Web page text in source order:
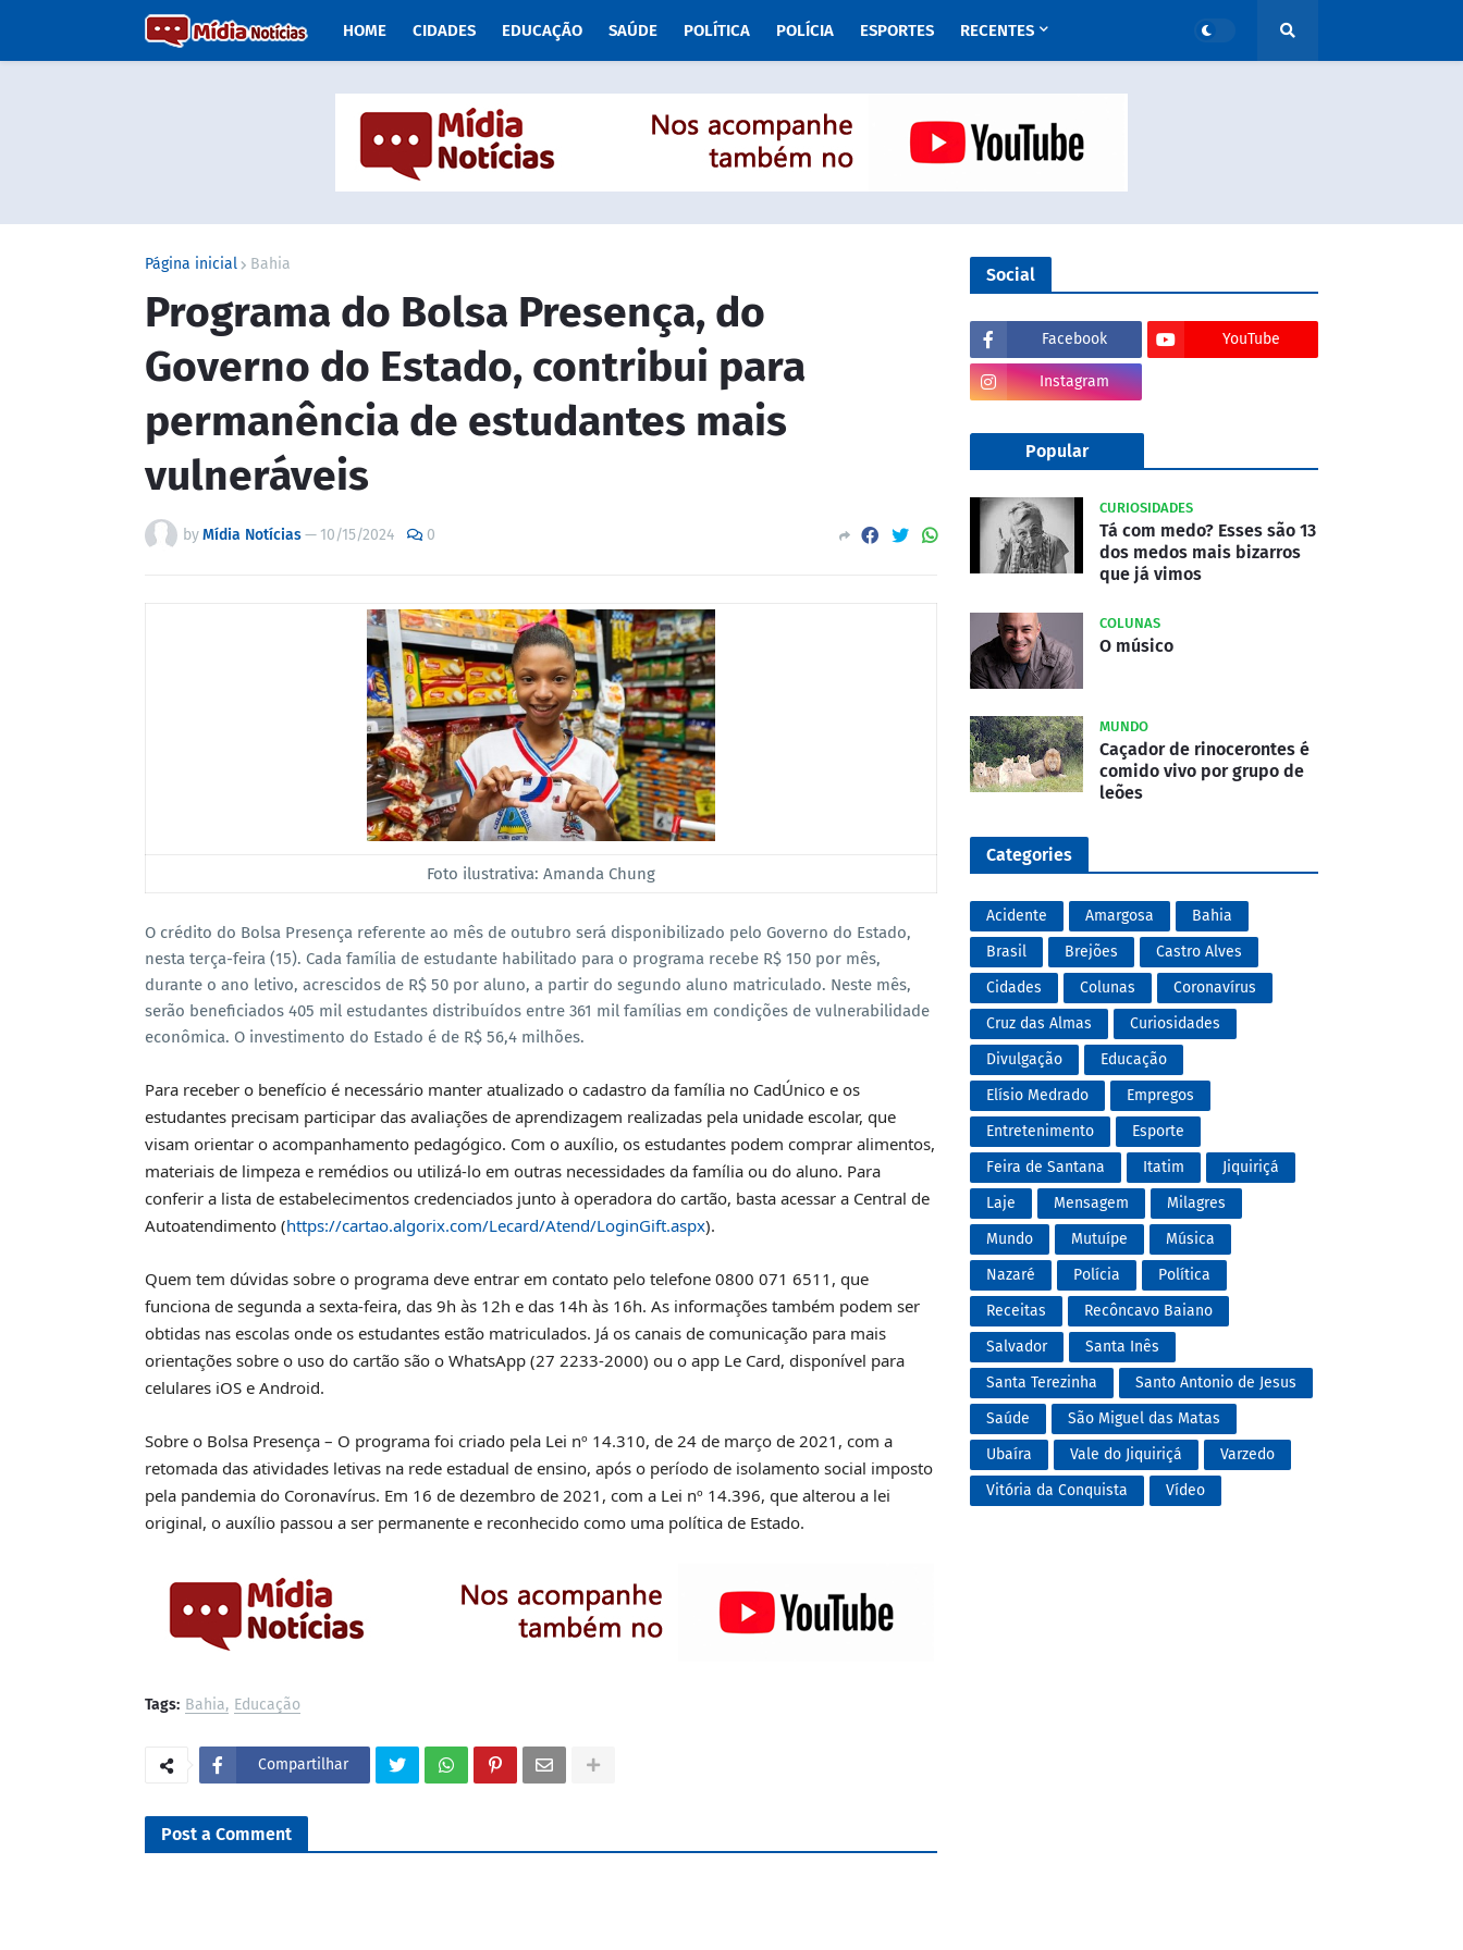
HOME CIDADES EDUCAÇÃO SAÚDE POLÍTICA POLÍCIA ESPORTES RECENTES
Página inicial Bahia
Programa do Bolsa Presença, do
Governo do Estado, contribui para
permanência de estudantes mais
vulneráveis
byMídia Notícias— 10/15/2024 0
Foto ilustrativa: Amanda Chung
O crédito do Bolsa Presença referente ao mês de outubro será disponibilizado pelo Governo do Estado,
nesta terça-feira (15). Cada família de estudante habilitado para o programa recebe R$ 150 por mês,
durante o ano letivo, acrescidos de R$ 50 por aluno, a partir do segundo aluno matriculado. Neste mês,
serão beneficiados 405 mil estudantes distribuídos entre 361 mil famílias em condições de vulnerabilidade
econômica. O investimento do Estado é de R$ 56,4 milhões.
Para receber o benefício é necessário manter atualizado o cadastro da família no CadÚnico e os
estudantes precisam participar das avaliações de aprendizagem realizadas pela unidade escolar, que
visam orientar o acompanhamento pedagógico. Com o auxílio, os estudantes podem comprar alimentos,
materiais de limpeza e remédios ou utilizá-lo em outras necessidades da família ou do aluno. Para
conferir a lista de estabelecimentos credenciados junto à operadora do cartão, basta acessar a Central de
Autoatendimento (https://cartao.algorix.com/Lecard/Atend/LoginGift.aspx).
Quem tem dúvidas sobre o programa deve entrar em contato pelo telefone 0800 071 6511, que
funciona de segunda a sexta-feira, das 9h às 12h e das 14h às 16h. As informações também podem ser
obtidas nas escolas onde os estudantes estão matriculados. Já os canais de comunicação para mais
orientações sobre o uso do cartão são o WhatsApp (‪27 2233-2000) ou o app Le Card, disponível para
celulares iOS e Android.
Sobre o Bolsa Presença – O programa foi criado pela Lei nº 14.310, de 24 de março de 2021, com a
retomada das atividades letivas na rede estadual de ensino, após o período de isolamento social imposto
pela pandemia do Coronavírus. Em 16 de dezembro de 2021, com a Lei nº 14.396, que alterou a lei
original, o auxílio passou a ser permanente e reconhecido como uma política de Estado.
Tags: Bahia Educação
Compartilhar
Post a Comment
Social
Facebook YouTube
Instagram
Popular
CURIOSIDADES
Tá com medo? Esses são 13
dos medos mais bizarros
que já vimos
COLUNAS
O músico
MUNDO
Caçador de rinocerontes é
comido vivo por grupo de
leões
Categories
Acidente Amargosa
Bahia
Brasil
Brejões
Castro Alves
Cidades
Colunas
Coronavírus
Cruz das Almas
Curiosidades
Divulgação
Educação
Elísio Medrado
Empregos
Entretenimento
Esporte
Feira de Santana
Itatim
Jiquiriçá
Laje
Mensagem
Milagres
Mundo
Mutuípe
Música
Nazaré
Polícia
Política
Receitas
Recôncavo Baiano
Salvador
Santa Inês
Santa Terezinha
Santo Antonio de Jesus
Saúde
São Miguel das Matas
Ubaíra
Vale do Jiquiriçá
Varzedo
Vitória da Conquista
Vídeo